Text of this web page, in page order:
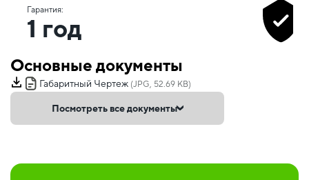
Гарантия:
1 год
Основные документы
Габаритный Чертеж (JPG, 52.69 KB)
Посмотреть все документы